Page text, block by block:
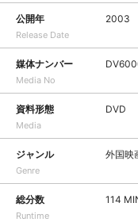
公開年
Release Date
2003
媒体ナンバー
Media No
資料形態
Media
DVD
ジャンル
Genre
外国映
総分数
Runtime
114